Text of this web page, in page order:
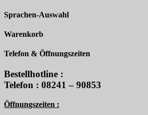
Sprachen-Auswahl
Warenkorb
Telefon & Öffnungszeiten
Bestellhotline :
Telefon : 08241 – 90853
Öffnungszeiten :